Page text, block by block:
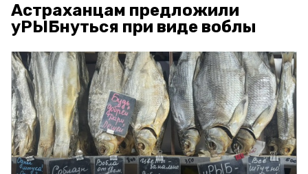
Астраханцам предложили
уРЫБнуться при виде воблы